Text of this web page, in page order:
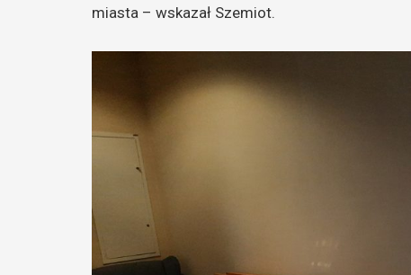
miasta – wskazał Szemiot.